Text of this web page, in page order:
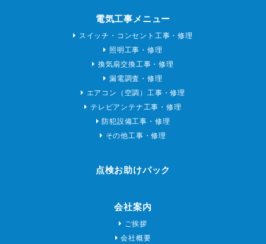
電気工事メニュー
スイッチ・コンセント工事・修理
照明工事・修理
換気扇交換工事・修理
漏電調査・修理
エアコン（空調）工事・修理
テレビアンテナ工事・修理
防犯設備工事・修理
その他工事・修理
点検お助けパック
会社案内
ご挨拶
会社概要